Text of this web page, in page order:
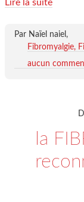
Lire la suite
Par Naïel naiel,
Fibromyalgie,
aucun
la